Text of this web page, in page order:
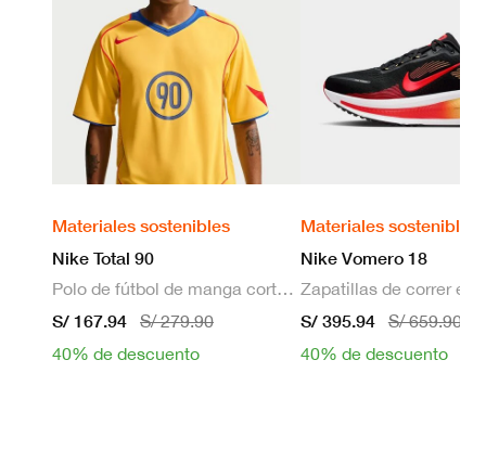
Materiales sostenibles
Nike Total 90
Polo de fútbol de manga corta Dri-FIT para hombre
S/ 167.94
S/ 279.90
40% de descuento
Materiales sostenibles
Nike Vomero 18
S/ 395.94
S/ 659.90
40% de descuento